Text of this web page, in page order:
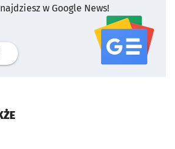
w Google News!
profil serwisu